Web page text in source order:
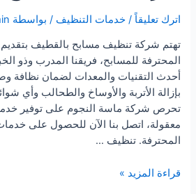
اترك تعليقاً /خدمات التنظيف / بواسطة
تهتم شركة تنظيف مسابح بالقطيف
المحترفة للمسابح، فريقنا المدرب وذو
أحدث التقنيات والمعدات لضمان نظافة
بإزالة الأتربة والأوساخ والطحالب وأي
تحرص شركة ماسة النجوم على توفير خدمة
معقولة، اتصل بنا الآن للحصول على
المحترفة. تنظيف …
شركة
قراءة المزيد »